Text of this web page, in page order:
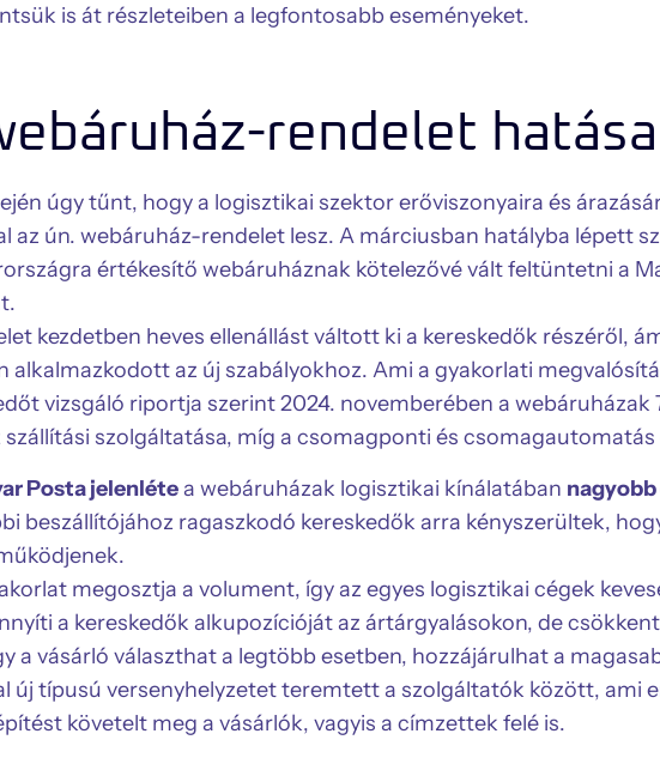
is át részleteiben a legfontosabb eseményeket.
rendelet hatása
úgy tűnt, hogy a logisztikai szektor erőviszonyaira és
az ún. webáruház-rendelet lesz. A márciusban hatályba lépett
értékesítő webáruháznak kötelezővé vált feltüntetni a
kezdetben heves ellenállást váltott ki a kereskedők részéről,
alkalmazkodott az új szabályokhoz. Ami a gyakorlati
vizsgáló riportja szerint 2024. novemberében a webáruházak
szállítási szolgáltatása, míg a csomagponti és csomagautomatás
Posta jelenlétea webáruházak logisztikai kínálatában
beszállítójához ragaszkodó kereskedők arra kényszerültek,
megosztja a volument, így az egyes logisztikai cégek
a kereskedők alkupozícióját az ártárgyalásokon, de
a vásárló választhat a legtöbb esetben, hozzájárulhat a
új típusú versenyhelyzetet teremtett a szolgáltatók között, ami
követelt meg a vásárlók, vagyis a címzettek felé is.